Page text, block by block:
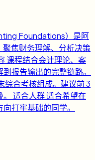
Foundations）是阿
焦财务理解、分析决策
课程结合会计理论、案
报告输出的完整链路。
综合考核组成。建议前 3
适合人群 适合希望在
打牢基础的同学。